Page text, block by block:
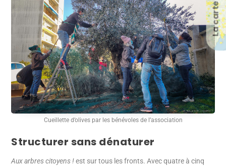
La carte
Cueillette d’olives par les bénévoles de l’association
Structurer sans dénaturer
Aux arbres citoyens !est sur tous les fronts. Avec quatre à cinq